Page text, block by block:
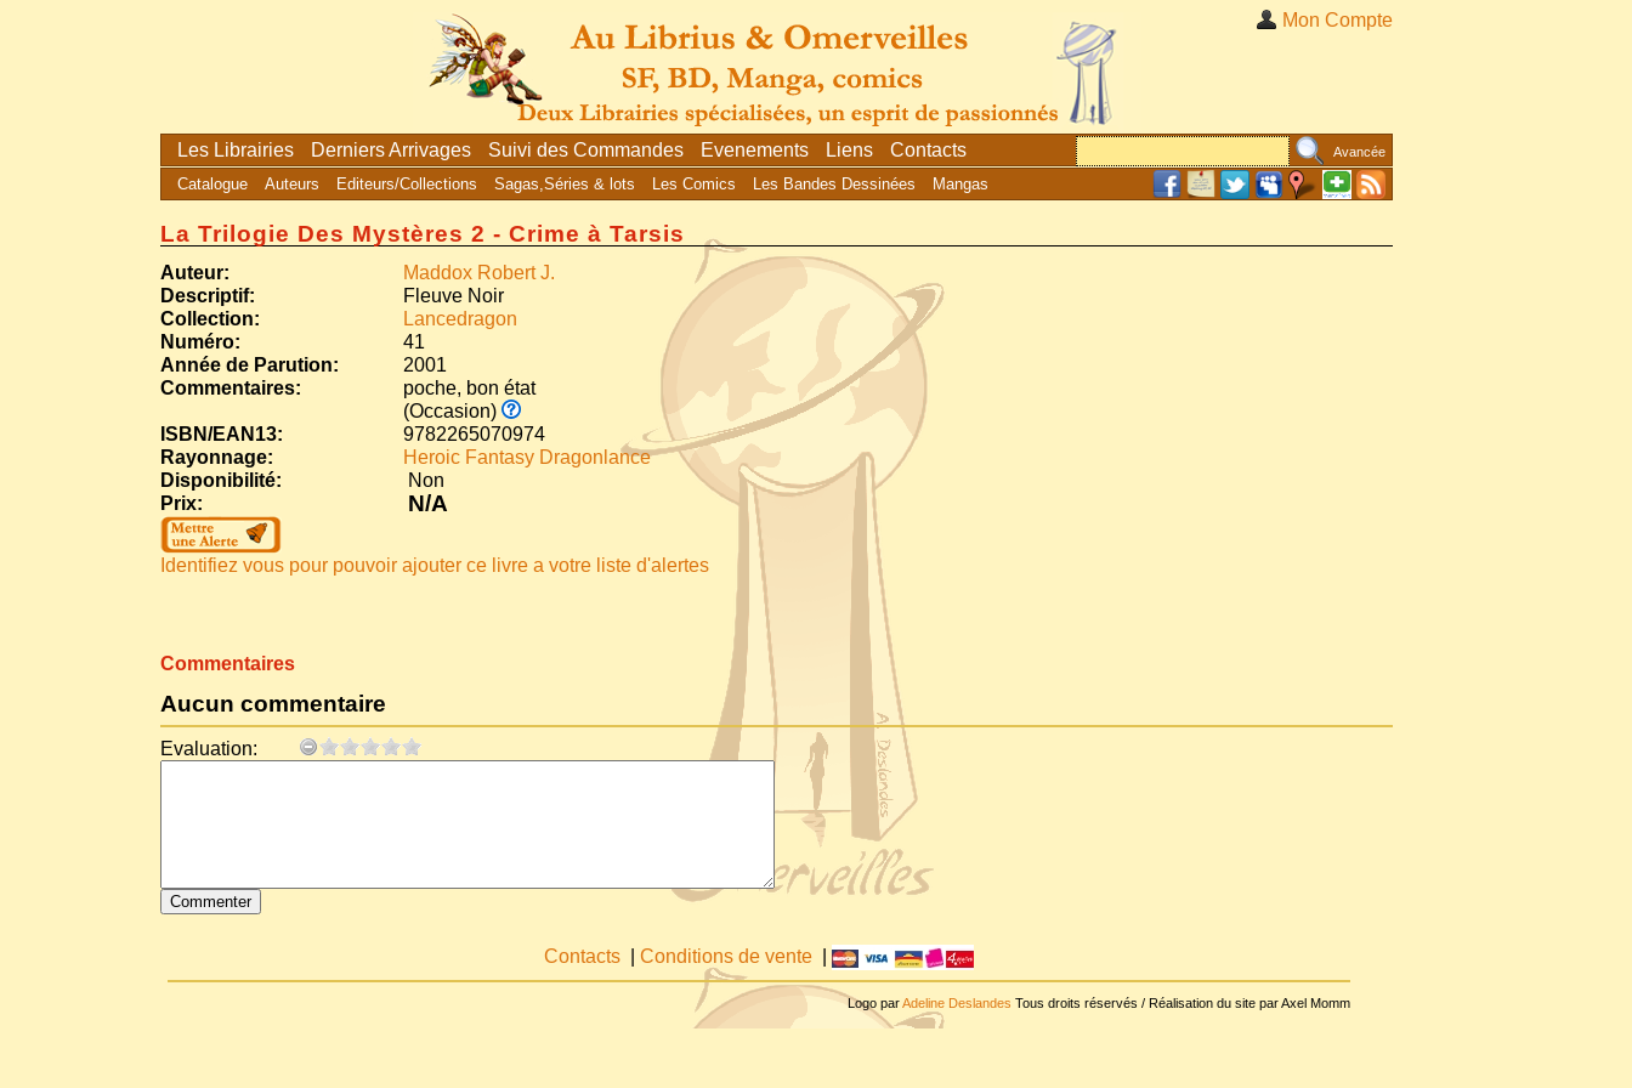
Mon Compte
Les Librairies Derniers Arrivages Suivi des Commandes Evenements Liens Contacts Avancée
Catalogue Auteurs Editeurs/Collections Sagas,Séries & lots Les Comics Les Bandes Dessinées Mangas
La Trilogie Des Mystères 2 - Crime à Tarsis
Auteur:
Maddox Robert J.
Descriptif:
Fleuve Noir
Collection:
Lancedragon
Numéro:
41
Année de Parution:
2001
Commentaires:
poche, bon état
(Occasion)
ISBN/EAN13:
9782265070974
Rayonnage:
Heroic Fantasy Dragonlance
Disponibilité:
Non
Prix:
N/A
Identifiez vous pour pouvoir ajouter ce livre a votre liste d'alertes
Commentaires
Aucun commentaire
Evaluation:
Contacts |Conditions de vente |
Logo parAdeline Deslandes Tous droits réservés / Réalisation du site par Axel Momm